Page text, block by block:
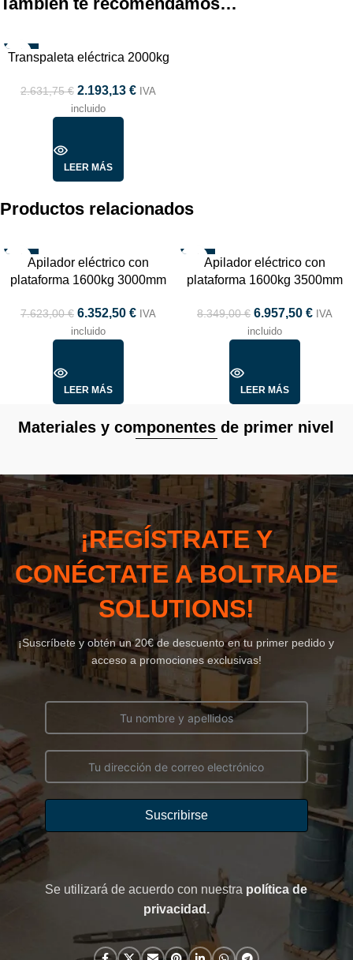
-17%
Transpaleta eléctrica 2000kg
2.631,75€ 2.193,13 € IVA
incluido
LEER MÁS
Productos relacionados
AGOTADO
Apilador eléctrico con
plataforma 1600kg 3000mm
7.623,00€ 6.352,50 € IVA
incluido
LEER MÁS
AGOTADO
Apilador eléctrico con
plataforma 1600kg 3500mm
8.349,00€ 6.957,50 € IVA
incluido
LEER MÁS
Materiales y componentes de primer nivel
¡REGÍSTRATE Y
CONÉCTATE A BOLTRADE
SOLUTIONS!
¡Suscríbete y obtén un 20€ de descuento en tu primer pedido y
acceso a promociones exclusivas!
Suscribirse
Se utilizará de acuerdo con nuestra política de
privacidad .